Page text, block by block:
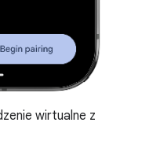
wirtualne z